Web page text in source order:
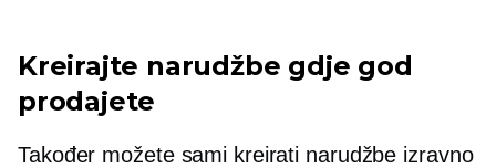
Kreirajte narudžbe gdje god
prodajete
Također možete sami kreirati narudžbe izravno